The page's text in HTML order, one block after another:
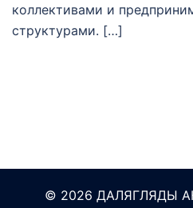
коллективами и
структурами. […]
© 2026 ДАЛЯГЛЯДЫ